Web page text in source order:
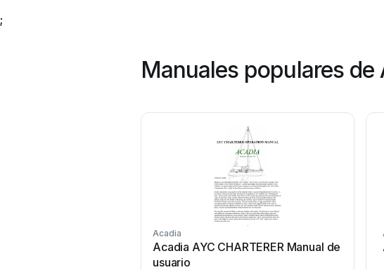
;
Manuales populares de
Acadia
Acadia AYC CHARTERER Manual de
usuario